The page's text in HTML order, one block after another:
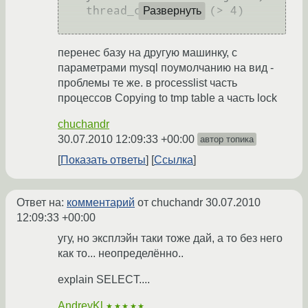
Развернуть
перенес базу на другую машинку, с
параметрами mysql поумолчанию на вид -
проблемы те же. в processlist часть
процессов Copying to tmp table а часть lock
chuchandr
30.07.2010 12:09:33 +00:00 автор топика
Показать ответы Ссылка
Ответ на: комментарий от chuchandr 30.07.2010
12:09:33 +00:00
угу, но эксплэйн таки тоже дай, а то без него
как то... неопределённо..
explain SELECT....